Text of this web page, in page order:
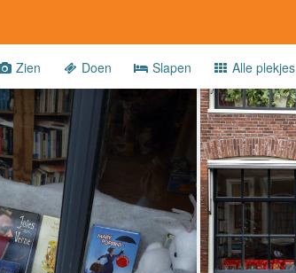
Zien Doen Slapen Alle plekjes